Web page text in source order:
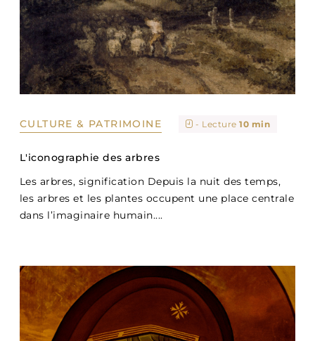
CULTURE & PATRIMOINE - Lecture10 min
L'iconographie des arbres
Les arbres, signification Depuis la nuit des temps,
les arbres et les plantes occupent une place centrale
dans l’imaginaire humain....